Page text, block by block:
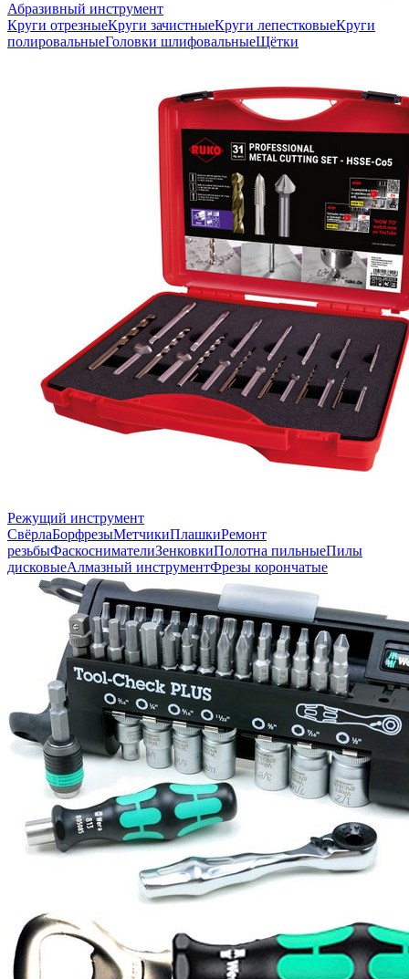
Абразивный инструмент
Круги отрезныеКруги зачистныеКруги лепестковыеКруги
полировальныеГоловки шлифовальныеЩётки
Режущий инструмент
СвёрлаБорфрезыМетчикиПлашкиРемонт
резьбыФаскоснимателиЗенковкиПолотна пильныеПилы
дисковыеАлмазный инструментФрезы корончатые